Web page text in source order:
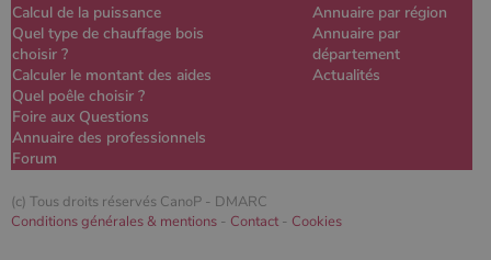
Calcul de la puissance
Quel type de chauffage bois
choisir ?
Calculer le montant des aides
Quel poêle choisir ?
Foire aux Questions
Annuaire des professionnels
Forum
Annuaire par région
Annuaire par
département
Actualités
(c) Tous droits réservés CanoP - DMARC
Conditions générales & mentions - Contact - Cookies